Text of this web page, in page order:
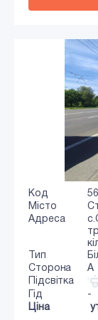
Код
Місто
Адреса
Тип
Сторона
A
Підсвітка
Гід
-
Ціна